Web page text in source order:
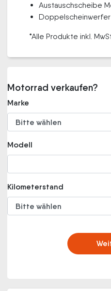
Austauschscheibe
Doppelscheinwerfer
*Alle Produkte inkl.
Motorrad verkaufen?
Marke
Modell
Kilometerstand